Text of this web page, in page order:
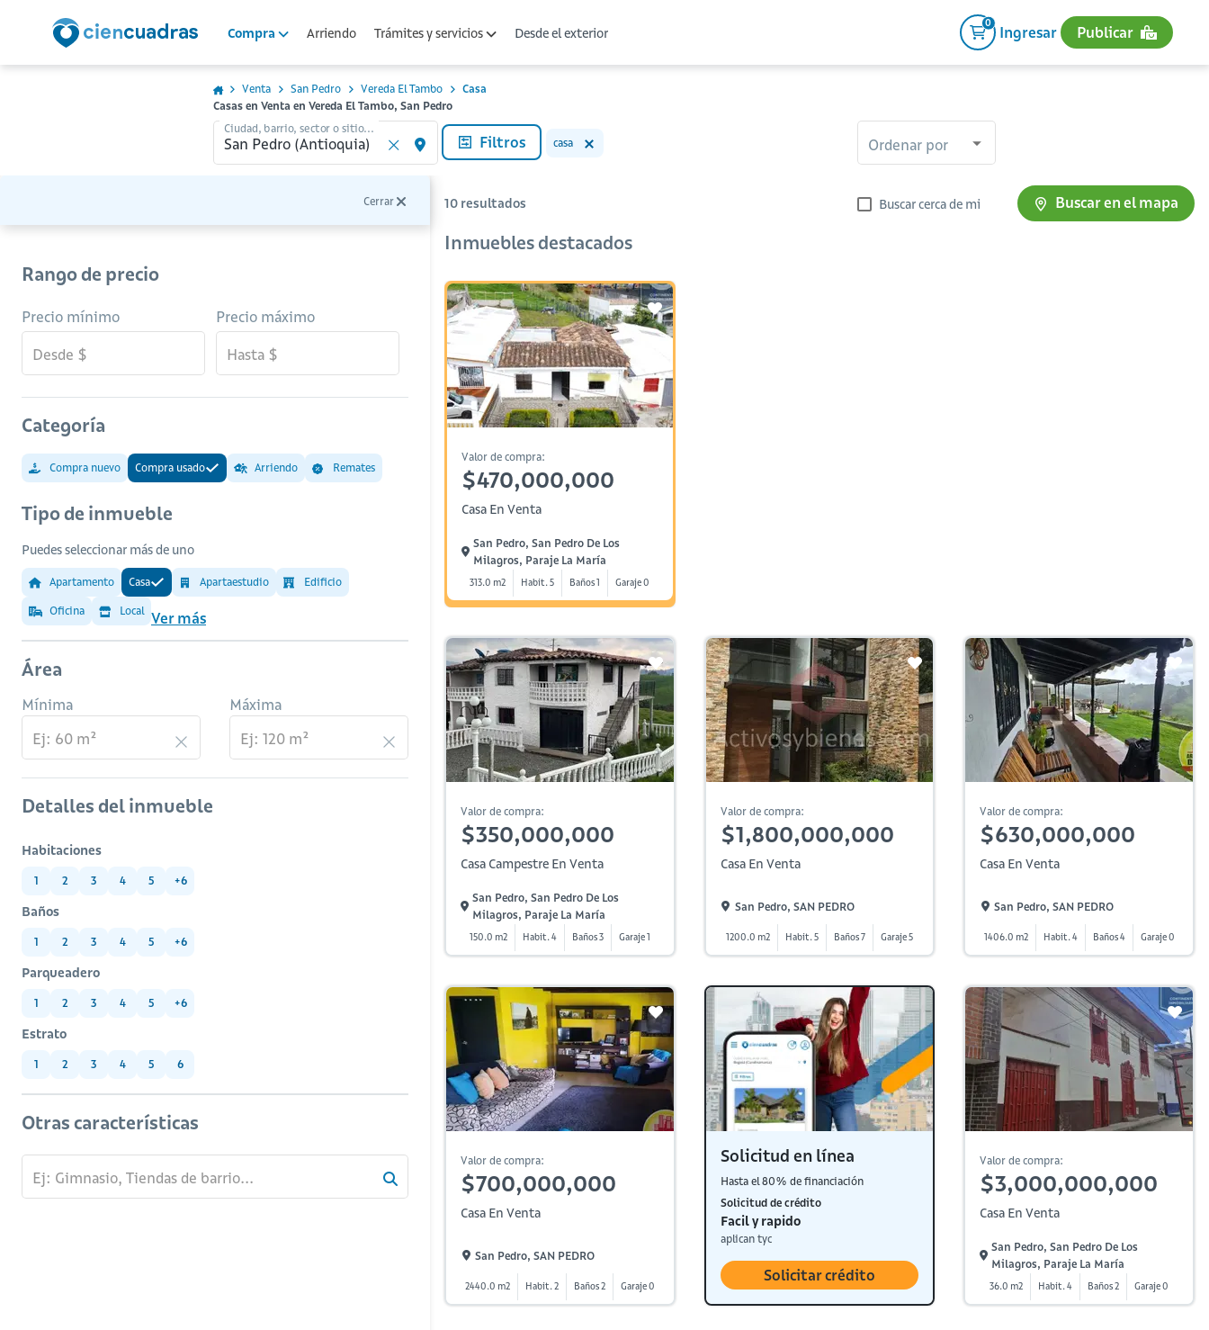
Compra Arriendo Trámites y servicios Desde el exterior
0
Ingresar Publicar
Venta San Pedro Vereda El Tambo
Casa
Casas en Venta en Vereda El Tambo, San Pedro
Ciudad, barrio, sector o sitio...
Filtros casa Ordenar por
Cerrar
Rango de precio
Precio mínimo Precio máximo
Categoría
Compra nuevo Compra usado Arriendo Remates
Tipo de inmueble
Puedes seleccionar más de uno
Apartamento Casa Apartaestudio Edificio
Oficina Local Ver más
Área
Mínima Máxima
Detalles del inmueble
Habitaciones
1 2 3 4 5 +6
Baños
1 2 3 4 5 +6
Parqueadero
1 2 3 4 5 +6
Estrato
1 2 3 4 5 6
Otras características
10 resultados Buscar cerca de mi Buscar en el mapa
Inmuebles destacados
Valor de compra:
$470,000,000
Casa En Venta
San Pedro, San Pedro De Los
Milagros, Paraje La María
313.0 m2 Habit. 5 Baños 1 Garaje 0
Valor de compra:
$350,000,000
Casa Campestre En Venta
San Pedro, San Pedro De Los
Milagros, Paraje La María
150.0 m2 Habit. 4 Baños 3 Garaje 1
Valor de compra:
$1,800,000,000
Casa En Venta
San Pedro, SAN PEDRO
1200.0 m2 Habit. 5 Baños 7 Garaje 5
Valor de compra:
$630,000,000
Casa En Venta
San Pedro, SAN PEDRO
1406.0 m2 Habit. 4 Baños 4 Garaje 0
Valor de compra:
$700,000,000
Casa En Venta
San Pedro, SAN PEDRO
2440.0 m2 Habit. 2 Baños 2 Garaje 0
Solicitud en línea
Hasta el 80% de financiación
Solicitud de crédito
Facil y rapido
aplican tyc
Solicitar crédito
Valor de compra:
$3,000,000,000
Casa En Venta
San Pedro, San Pedro De Los
Milagros, Paraje La María
36.0 m2 Habit. 4 Baños 2 Garaje 0